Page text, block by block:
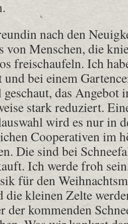
nach den
von Menschen, die
freischaufeln. Ich
bei einem
geschaut, das Angebot
stark reduziert.
wird es nur in
Cooperativen im
Die sind bei
Ich werde froh
für den
die kleinen Zelte
der kommenden